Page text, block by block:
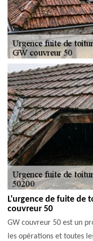
L'urgence de fuite de
couvreur 50
GW couvreur 50 est un
les opérations et toutes